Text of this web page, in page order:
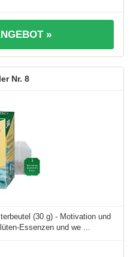
»
8
(30 g) - Motivation und
Essenzen und we ...